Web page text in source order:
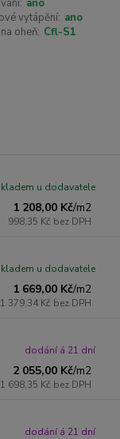
ano
vytápění: ano
oheň: Cfl-S1
1 208,00 Kč/m2
998,35 Kč bez DPH
u dodavatele
1 669,00 Kč/m2
1 379,34 Kč bez DPH
u dodavatele
2 055,00 Kč/m2
1 698,35 Kč bez DPH
dodání á 21 dní
dodání á 21 dní